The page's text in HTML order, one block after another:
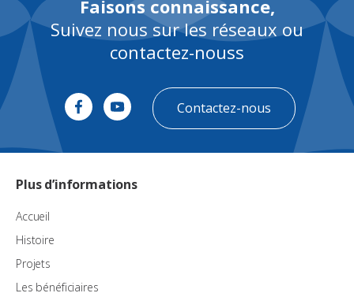
Faisons connaissance,
Suivez nous sur les réseaux ou
contactez-nouss
Contactez-nous
Plus d’informations
Accueil
Histoire
Projets
Les bénéficiaires